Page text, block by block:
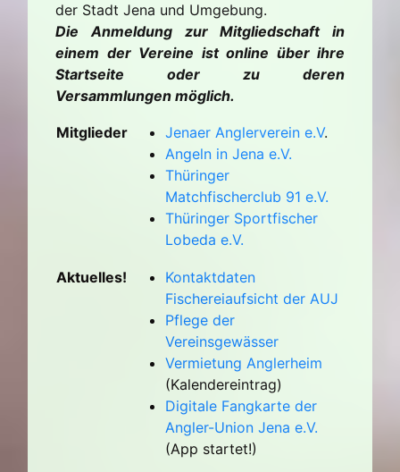
der Stadt Jena und Umgebung.
Die Anmeldung zur Mitgliedschaft in
einem der Vereine ist online über ihre
Startseite oder zu deren
Versammlungen möglich.
Mitglieder Jenaer Anglerverein e.V.
Angeln in Jena e.V.
Thüringer
Matchfischerclub 91 e.V.
Thüringer Sportfischer
Lobeda e.V.
Aktuelles!
Kontaktdaten
Fischereiaufsicht der AUJ
Pflege der
Vereinsgewässer
Vermietung Anglerheim
(Kalendereintrag)
Digitale Fangkarte der
Angler-Union Jena e.V.
(App startet!)